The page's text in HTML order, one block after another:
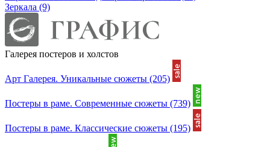
Зеркала (9)
Галерея постеров и холстов
Арт Галерея. Уникальные сюжеты (205)
Постеры в раме. Современные сюжеты (739)
Постеры в раме. Классические сюжеты (195)